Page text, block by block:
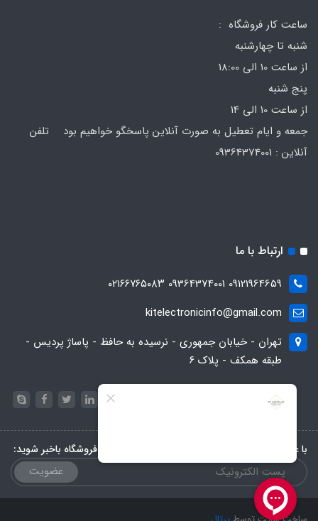
ساعت کار فروشگاه :
شنبه تا چهارشنبه
از ساعت 10 الی 18:00
پنج شنبه
از ساعت 10 الی 14
جمعه و ایام تعطیل به صورت آنلاین پاسخگو خواهیم بود تلفن
ارتباط با ما
09121964659 09364374001 ۰۲۱۶۶۷۶۵۰۸۳
kitelectronicinfo@gmail.com
تهران - خیابان جمهوری - نرسیده به حافظ - پاساژ پردیس -
طبقه همکف - پلاک ۶
با عضویت در خبرنامه، از تخفیف‌ها و جدیدترین‌های فروشگاه باخبر شوید:
عضویت